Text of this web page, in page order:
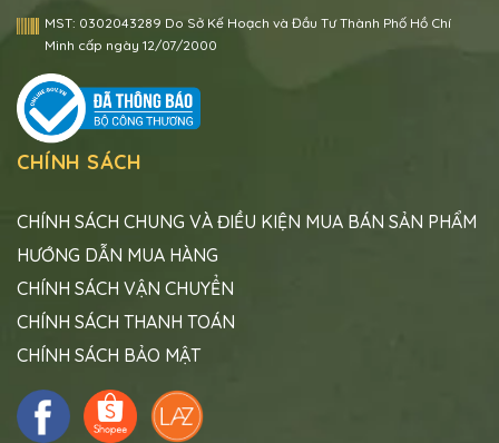
MST: 0302043289 Do Sở Kế Hoạch và Đầu Tư Thành Phố Hồ Chí
Minh cấp ngày 12/07/2000
CHÍNH SÁCH
CHÍNH SÁCH CHUNG VÀ ĐIỀU KIỆN MUA BÁN SẢN PHẨM
HƯỚNG DẪN MUA HÀNG
CHÍNH SÁCH VẬN CHUYỂN
CHÍNH SÁCH THANH TOÁN
CHÍNH SÁCH BẢO MẬT